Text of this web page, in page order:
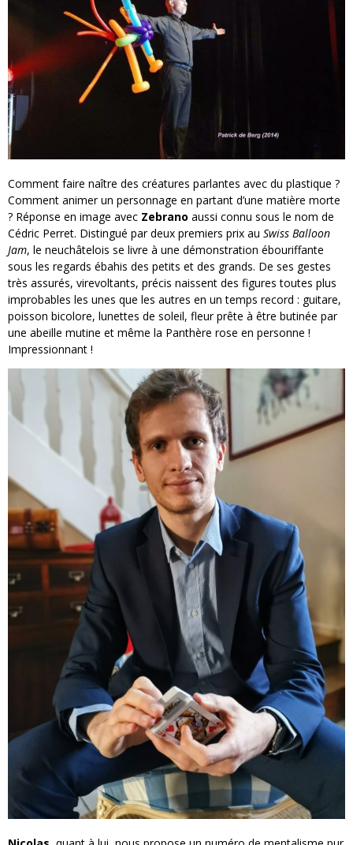
Comment faire naître des créatures parlantes avec du plastique ?
Comment animer un personnage en partant d’une matière morte
? Réponse en image avec Zebrano aussi connu sous le nom de
Cédric Perret. Distingué par deux premiers prix au Swiss Balloon
Jam, le neuchâtelois se livre à une démonstration ébouriffante
sous les regards ébahis des petits et des grands. De ses gestes
très assurés, virevoltants, précis naissent des figures toutes plus
improbables les unes que les autres en un temps record : guitare,
poisson bicolore, lunettes de soleil, fleur prête à être butinée par
une abeille mutine et même la Panthère rose en personne !
Impressionnant !